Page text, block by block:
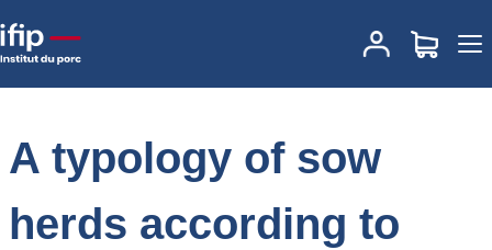
Accueil
A typology of sow herds according to
weaning-to-first service
A typology of sow
herds according to